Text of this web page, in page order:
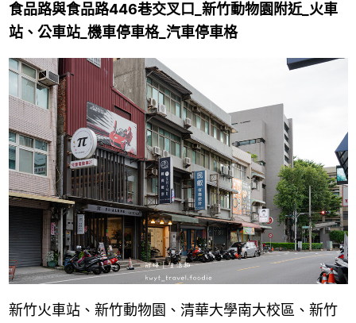
食品路與食品路446巷交叉口_新竹動物園附近_火車
站、公車站_機車停車格_汽車停車格
新竹火車站、新竹動物園、清華大學南大校區、新竹